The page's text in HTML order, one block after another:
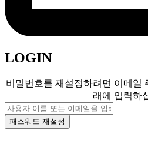
LOGIN
비밀번호를 재설정하려면 이메일
래에 입력하